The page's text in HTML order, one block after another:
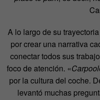
A lo largo de su
por crear una narrativa
conectar todos sus
foco de atención. «
por la cultura del coche.
levantó muchas